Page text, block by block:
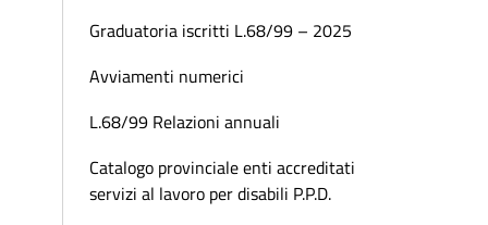
Graduatoria iscritti L.68/99 – 2025
Avviamenti numerici
L.68/99 Relazioni annuali
Catalogo provinciale enti accreditati
servizi al lavoro per disabili P.P.D.